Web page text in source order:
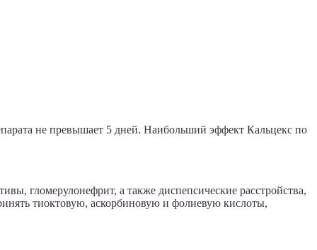
не превышает 5 дней. Наибольший эффект Кальцекс по
гломерулонефрит, а также диспепсические расстройства,
тиоктовую, аскорбиновую и фолиевую кислоты,